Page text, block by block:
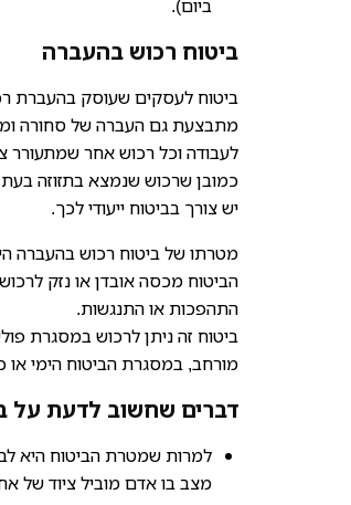
ביום).
ביטוח רכוש בהעברה
ביטוח לעסקים שעוסק בהעברת
מתבצעת גם העברה של סחורה
לעבודה וכל רכוש אחר שמתעורר
כמובן שרכוש שנמצא בתזוזה
יש צורך בביטוח ייעודי לכך.
מטרתו של ביטוח רכוש בהעברה
הביטוח מכסה אובדן או נזק
התהפכות או התנגשות.
ביטוח זה ניתן לרכוש במסגרת
מורחב, במסגרת הביטוח הימי או
דברים שחשוב לדעת על
למרות שמטרת הביטוח היא
מצב בו אדם מוביל ציוד של